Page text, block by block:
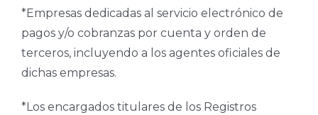
*Empresas dedicadas al servicio electrónico de
pagos y/o cobranzas por cuenta y orden de
terceros, incluyendo a los agentes oficiales de
dichas empresas.
*Los encargados titulares de los Registros